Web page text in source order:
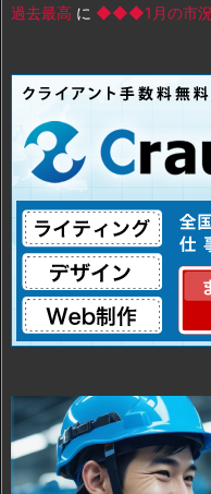
過去最高 に ◆◆◆1月の市